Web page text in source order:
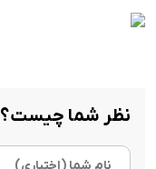
نظر شما چیست؟